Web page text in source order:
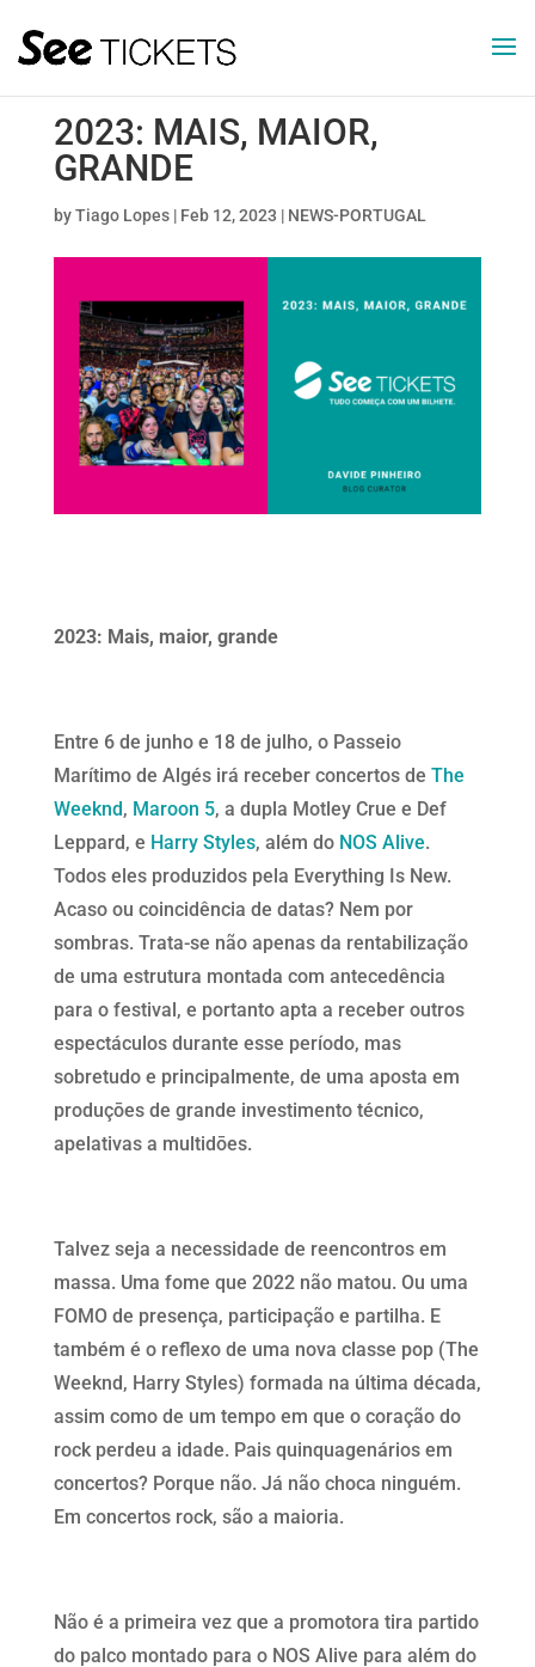
2023: MAIS, MAIOR,
GRANDE
byTiago Lopes| Feb 12, 2023 | NEWS-PORTUGAL
2023: Mais, maior, grande
Entre 6 de junho e 18 de julho, o Passeio
Marítimo de Algés irá receber concertos de The
Weeknd, Maroon 5, a dupla Motley Crue e Def
Leppard, e Harry Styles, além do NOS Alive.
Todos eles produzidos pela Everything Is New.
Acaso ou coincidência de datas? Nem por
sombras. Trata-se não apenas da rentabilização
de uma estrutura montada com antecedência
para o festival, e portanto apta a receber outros
espectáculos durante esse período, mas
sobretudo e principalmente, de uma aposta em
produçōes de grande investimento técnico,
apelativas a multidōes.
Talvez seja a necessidade de reencontros em
massa. Uma fome que 2022 não matou. Ou uma
FOMO de presença, participação e partilha. E
também é o reflexo de uma nova classe pop (The
Weeknd, Harry Styles) formada na última década,
assim como de um tempo em que o coração do
rock perdeu a idade. Pais quinquagenários em
concertos? Porque não. Já não choca ninguém.
Em concertos rock, são a maioria.
Não é a primeira vez que a promotora tira partido
do palco montado para o NOS Alive para além do